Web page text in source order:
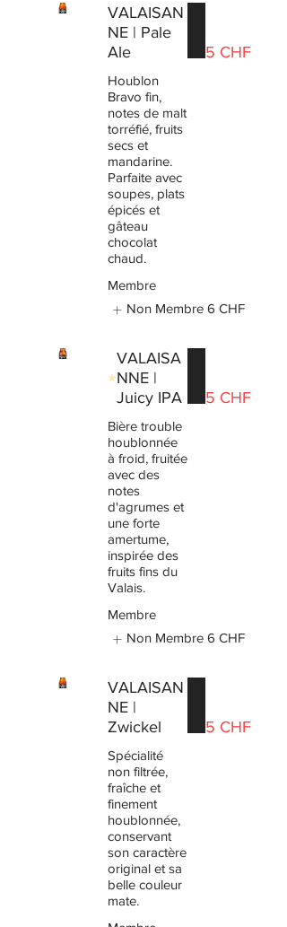
VALAISAN
NE | Pale
Ale
Houblon
Bravo fin,
notes de malt
torréfié, fruits
secs et
mandarine.
Parfaite avec
soupes, plats
épicés et
gâteau
chocolat
chaud.
5 CHF
Membre
Non Membre 6 CHF
VALAISA
NNE |
Juicy IPA
Bière trouble
houblonnée
à froid, fruitée
avec des
notes
d'agrumes et
une forte
amertume,
inspirée des
fruits fins du
Valais.
5 CHF
Membre
Non Membre 6 CHF
VALAISAN
NE |
Zwickel
Spécialité
non filtrée,
fraîche et
finement
houblonnée,
conservant
son caractère
original et sa
belle couleur
mate.
5 CHF